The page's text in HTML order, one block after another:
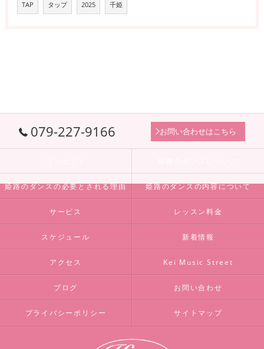
TAP タップ 2025 千姫
079-227-9166 お問い合わせはこちら
姫路のダンスの必要とされる理由 姫路のダンスの内容について
サービス レッスン料金
スケジュール 新着情報
アクセス Kei Music Street
ブログ お問い合わせ
プライバシーポリシー サイトマップ